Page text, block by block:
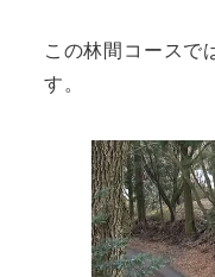
この林間コースで
す。